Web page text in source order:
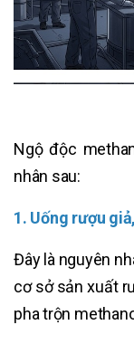
Ngộ độc
nhân sau:
1. Uống rượu
Đây là nguyên
cơ sở sản xuất
pha trộn